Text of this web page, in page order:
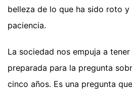
belleza de lo que ha sido roto
paciencia.
La sociedad nos empuja a
preparada para la pregunta
cinco años. Es una pregunta